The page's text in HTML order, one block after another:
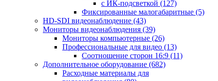
с ИК-подсветкой (127)
Фиксированные малогабаритные (5)
HD-SDI видеонаблюдение (43)
Мониторы видеонаблюдения (39)
Мониторы компьютерные (26)
Профессиональные для видео (13)
Соотношение сторон 16:9 (11)
Дополнительное оборудование (682)
Расходные материалы для